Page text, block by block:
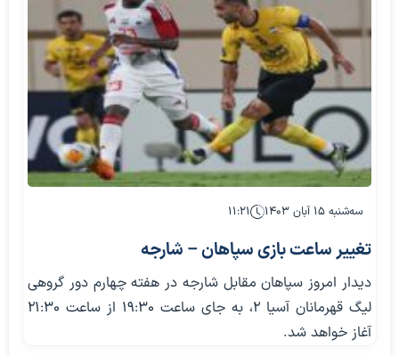
سه‌شنبه ۱۵ آبان ۱۴۰۳ ۱۱:۲۱
تغییر ساعت بازی سپاهان – شارجه
دیدار امروز سپاهان مقابل شارجه در هفته چهارم دور گروهی
لیگ قهرمانان آسیا ۲، به جای ساعت ۱۹:۳۰ از ساعت ۲۱:۳۰
آغاز خواهد شد.